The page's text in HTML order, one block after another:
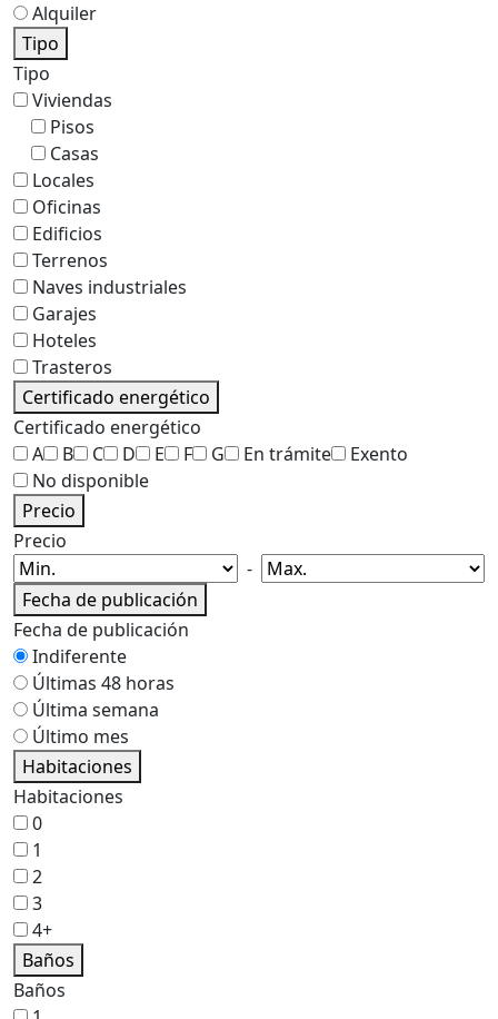
Alquiler
Tipo
Tipo
Viviendas
Pisos
Casas
Locales
Oficinas
Edificios
Terrenos
Naves industriales
Garajes
Hoteles
Trasteros
Certificado energético
Certificado energético
A
B C D E F G En trámite
Exento
No disponible
Precio
Precio
-
Fecha de publicación
Fecha de publicación
Indiferente
Últimas 48 horas
Última semana
Último mes
Habitaciones
Habitaciones
0
1
2
3
4+
Baños
Baños